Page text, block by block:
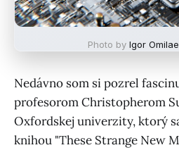
Photo by Igor
Nedávno som si pozrel
profesorom Christopherom
Oxfordskej univerzity, ktorý
knihou "These Strange New